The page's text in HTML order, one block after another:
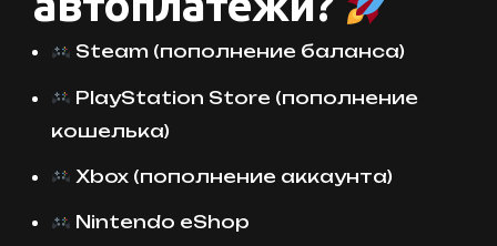
Steam (пополнение баланса)
PlayStation Store (пополнение
кошелька)
Xbox (пополнение аккаунта)
Nintendo eShop